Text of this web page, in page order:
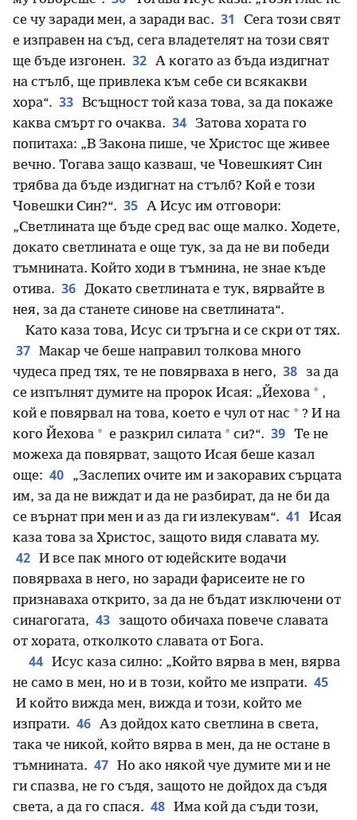
се чу заради мен, а заради вас. 31
Сега този свят
е изправен на съд, сега владетелят на този свят
ще бъде изгонен. 32 А когато аз бъда издигнат
на стълб, ще привлека към себе си всякакви
хора“. 33 Всъщност той каза това, за да покаже
каква смърт го очаква. 34 Затова хората го
попитаха: „В Закона пише, че Христос ще живее
вечно. Тогава защо казваш, че Човешкият Син
трябва да бъде издигнат на стълб? Кой е този
Човешки Син?“. 35 А Исус им отговори:
„Светлината ще бъде сред вас още малко. Ходете,
докато светлината е още тук, за да не ви победи
тъмнината. Който ходи в тъмнина, не знае къде
отива. 36 Докато светлината е тук, вярвайте в
нея, за да станете синове на светлината“.
Като каза това, Исус си тръгна и се скри от тях.
37 Макар че беше направил толкова много
чудеса пред тях, те не повярваха в него, 38 за да
се изпълнят думите на пророк Исая: „Йехова * ,
кой е повярвал на това, което е чул от нас * ? И на
кого Йехова * е разкрил силата * си?“. 39 Те не
можеха да повярват, защото Исая беше казал
още: 40
„Заслепих очите им и закоравих сърцата
им, за да не виждат и да не разбират, да не би да
се върнат при мен и аз да ги излекувам“. 41
Исая
каза това за Христос, защото видя славата му.
42 И все пак много от юдейските водачи
повярваха в него, но заради фарисеите не го
признаваха открито, за да не бъдат изключени от
синагогата, 43 защото обичаха повече славата
от хората, отколкото славата от Бога.
44 Исус каза силно: „Който вярва в мен, вярва
не само в мен, но и в този, който ме изпрати. 45
И който вижда мен, вижда и този, който ме
изпрати. 46 Аз дойдох като светлина в света,
така че никой, който вярва в мен, да не остане в
тъмнината. 47 Но ако някой чуе думите ми и не
ги спазва, не го съдя, защото не дойдох да съдя
света, а да го спася. 48 Има кой да съди този,